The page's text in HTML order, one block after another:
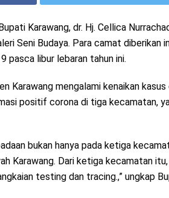
Karawang, dr. Hj. Cellica
Seni Budaya. Para camat diberikan
pasca libur lebaran tahun ini.
Karawang mengalami kenaikan
positif corona di tiga kecamatan,
bukan hanya pada ketiga
Karawang. Dari ketiga kecamatan
testing dan tracing.,” ungkap